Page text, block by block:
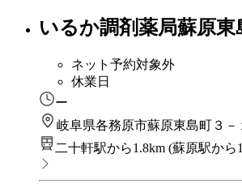
いるか調剤薬局蘇原東
ネット予約対象外
休業日
ー
岐阜県各務原市蘇原東島町３－
二十軒駅から1.8km (蘇原駅から